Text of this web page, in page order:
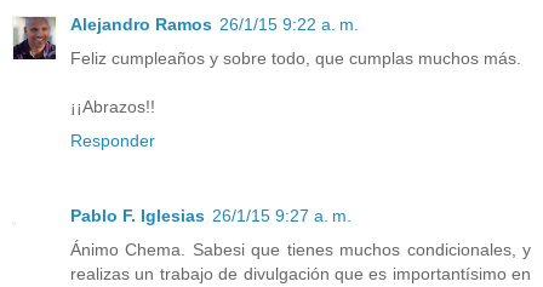
Alejandro Ramos 26/1/15 9:22 a. m.
Feliz cumpleaños y sobre todo, que cumplas muchos más.
¡¡Abrazos!!
Responder
Pablo F. Iglesias 26/1/15 9:27 a. m.
Ánimo Chema. Sabesi que tienes muchos condicionales, y
realizas un trabajo de divulgación que es importantísimo en